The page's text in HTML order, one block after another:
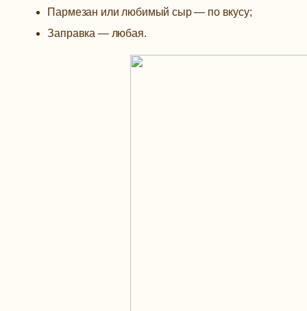
Пармезан или любимый сыр — по вкусу;
Заправка — любая.